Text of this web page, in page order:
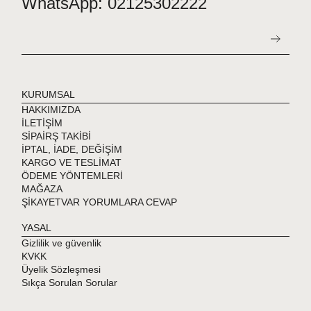
KURUMSAL
HAKKIMIZDA
İLETİŞİM
SİPAİRŞ TAKİBİ
İPTAL, İADE, DEĞİŞİM
KARGO VE TESLİMAT
ÖDEME YÖNTEMLERİ
MAĞAZA
ŞİKAYETVAR YORUMLARA CEVAP
YASAL
Gizlilik ve güvenlik
KVKK
Üyelik Sözleşmesi
Sıkça Sorulan Sorular